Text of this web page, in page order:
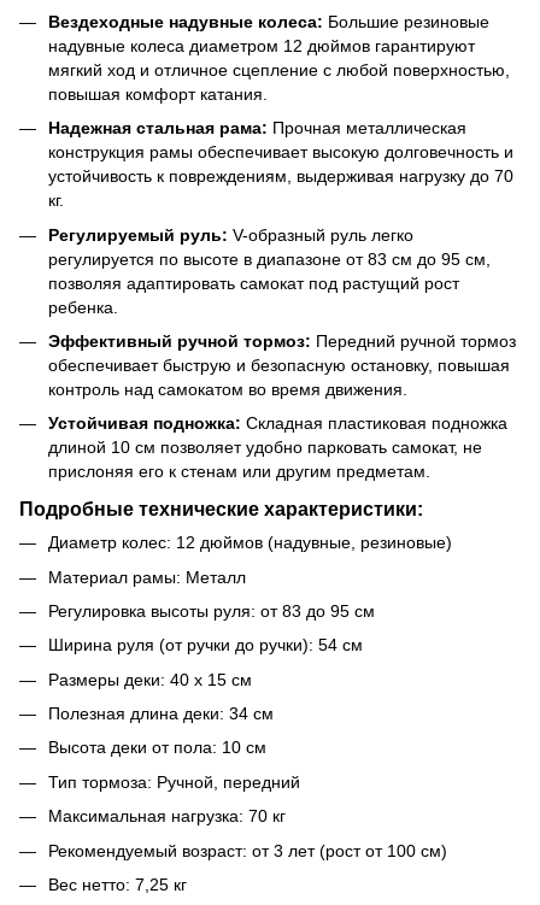
Вездеходные надувные колеса: Большие резиновые
надувные колеса диаметром 12 дюймов гарантируют
мягкий ход и отличное сцепление с любой поверхностью,
повышая комфорт катания.
Надежная стальная рама: Прочная металлическая
конструкция рамы обеспечивает высокую долговечность и
устойчивость к повреждениям, выдерживая нагрузку до 70
кг.
Регулируемый руль: V-образный руль легко
регулируется по высоте в диапазоне от 83 см до 95 см,
позволяя адаптировать самокат под растущий рост
ребенка.
Эффективный ручной тормоз: Передний ручной тормоз
обеспечивает быструю и безопасную остановку, повышая
контроль над самокатом во время движения.
Устойчивая подножка: Складная пластиковая подножка
длиной 10 см позволяет удобно парковать самокат, не
прислоняя его к стенам или другим предметам.
Подробные технические характеристики:
Диаметр колес: 12 дюймов (надувные, резиновые)
Материал рамы: Металл
Регулировка высоты руля: от 83 до 95 см
Ширина руля (от ручки до ручки): 54 см
Размеры деки: 40 х 15 см
Полезная длина деки: 34 см
Высота деки от пола: 10 см
Тип тормоза: Ручной, передний
Максимальная нагрузка: 70 кг
Рекомендуемый возраст: от 3 лет (рост от 100 см)
Вес нетто: 7,25 кг